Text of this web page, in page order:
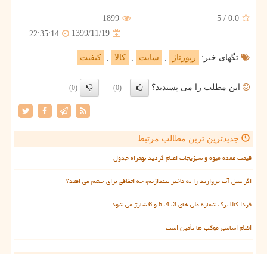
0.0
/
5
1899
1399/11/19
22:35:14
تگهای خبر: رپورتاژ , سایت , كالا , كیفیت
این مطلب را می پسندید؟ (0)
(0)
جدیدترین ترین مطالب مرتبط
قیمت عمده میوه و سبزیجات اعلام گردید بهمراه جدول
اگر عمل آب مروارید را به تاخیر بیندازیم، چه اتفاقی برای چشم می افتد؟
فردا کالا برگ شماره ملی های 3، 4، 5 و 6 شارژ می شود
اقلام اساسی موکب ها تأمین است